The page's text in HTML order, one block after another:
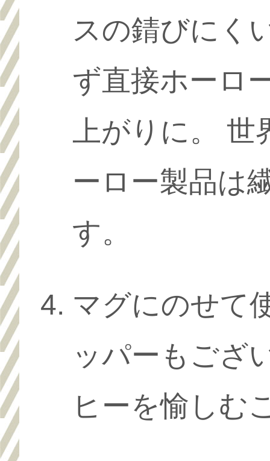
スの錆びにく
ず直接ホーロ
上がりに。
ーロー製品は
す。
マグにのせて
ッパーもござ
ヒーを愉しむ